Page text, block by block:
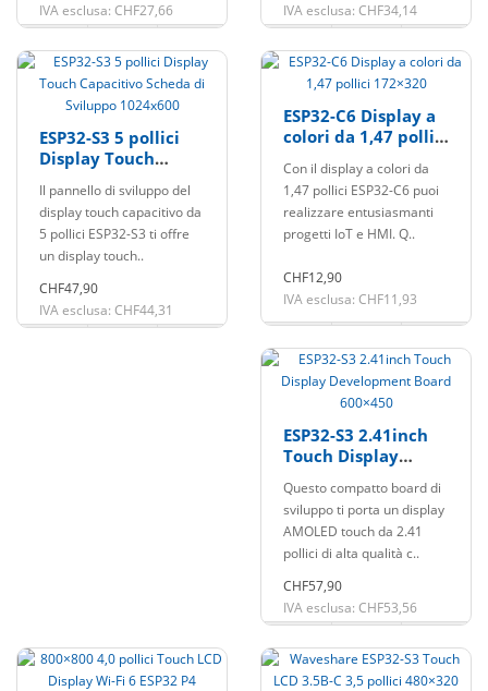
IVA esclusa: CHF27,66
IVA esclusa: CHF34,14
ESP32-S3 5 pollici
Display Touch
di Sviluppo
1024x600
Il pannello di sviluppo del
display touch capacitivo da
5 pollici ESP32-S3 ti offre
un display touch..
CHF47,90
IVA esclusa: CHF44,31
ESP32-C6 Display a
colori da 1,47 pollici
Con il display a colori da
1,47 pollici ESP32-C6 puoi
realizzare entusiasmanti
progetti IoT e HMI. Q..
CHF12,90
IVA esclusa: CHF11,93
ESP32-S3 2.41inch
Touch Display
600×450
Questo compatto board di
sviluppo ti porta un display
AMOLED touch da 2.41
pollici di alta qualità c..
CHF57,90
IVA esclusa: CHF53,56